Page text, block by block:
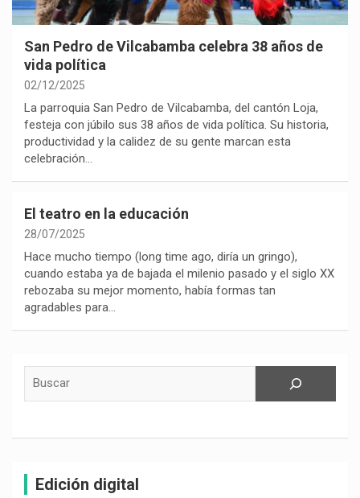
San Pedro de Vilcabamba celebra 38 años de
vida política
02/12/2025
La parroquia San Pedro de Vilcabamba, del cantón Loja,
festeja con júbilo sus 38 años de vida política. Su historia,
productividad y la calidez de su gente marcan esta
celebración…
El teatro en la educación
28/07/2025
Hace mucho tiempo (long time ago, diría un gringo),
cuando estaba ya de bajada el milenio pasado y el siglo XX
rebozaba su mejor momento, había formas tan
agradables para…
Edición digital